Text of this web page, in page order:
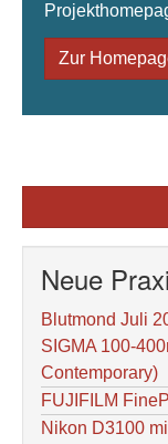
Zur
Neue
Blutmond Juli
SIGMA 100-
Contemporary)
FUJIFILM
Nikon D3100